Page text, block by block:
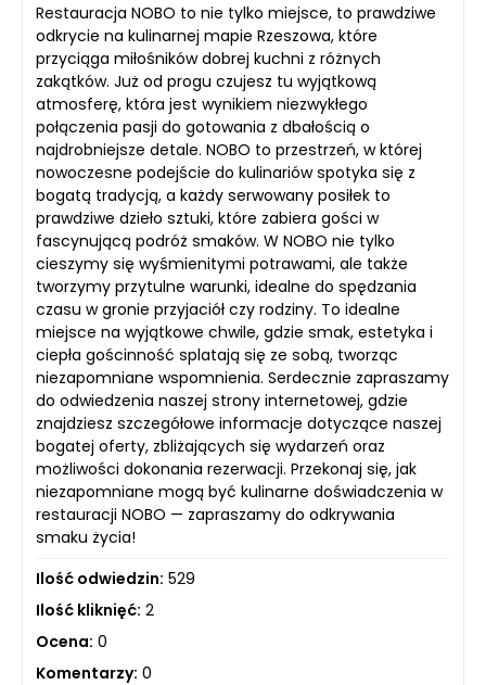
Restauracja NOBO to nie tylko miejsce, to prawdziwe
odkrycie na kulinarnej mapie Rzeszowa, które
przyciąga miłośników dobrej kuchni z różnych
zakątków. Już od progu czujesz tu wyjątkową
atmosferę, która jest wynikiem niezwykłego
połączenia pasji do gotowania z dbałością o
najdrobniejsze detale. NOBO to przestrzeń, w której
nowoczesne podejście do kulinariów spotyka się z
bogatą tradycją, a każdy serwowany posiłek to
prawdziwe dzieło sztuki, które zabiera gości w
fascynującą podróż smaków. W NOBO nie tylko
cieszymy się wyśmienitymi potrawami, ale także
tworzymy przytulne warunki, idealne do spędzania
czasu w gronie przyjaciół czy rodziny. To idealne
miejsce na wyjątkowe chwile, gdzie smak, estetyka i
ciepła gościnność splatają się ze sobą, tworząc
niezapomniane wspomnienia. Serdecznie zapraszamy
do odwiedzenia naszej strony internetowej, gdzie
znajdziesz szczegółowe informacje dotyczące naszej
bogatej oferty, zbliżających się wydarzeń oraz
możliwości dokonania rezerwacji. Przekonaj się, jak
niezapomniane mogą być kulinarne doświadczenia w
restauracji NOBO — zapraszamy do odkrywania
smaku życia!
Ilość odwiedzin: 529
Ilość kliknięć: 2
Ocena: 0
Komentarzy: 0